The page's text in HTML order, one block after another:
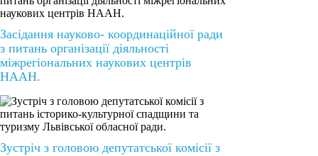
Засідання науково- координаційної ради
з питань організації діяльності
міжрегіональних наукових центрів
НААН.
Зустріч з головою депутатської комісії з